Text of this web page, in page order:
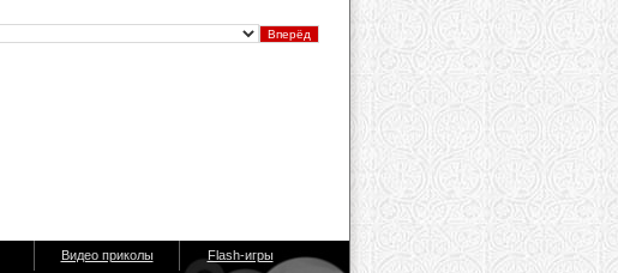
Видео приколы Flash-игры